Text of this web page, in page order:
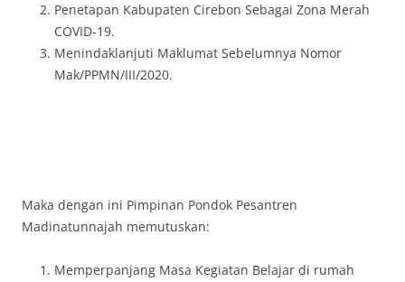
Penetapan Kabupaten Cirebon Sebagai Zona Merah
COVID-19.
Menindaklanjuti Maklumat Sebelumnya Nomor
Mak/PPMN/III/2020.
Maka dengan ini Pimpinan Pondok Pesantren
Madinatunnajah memutuskan:
Memperpanjang Masa Kegiatan Belajar di rumah